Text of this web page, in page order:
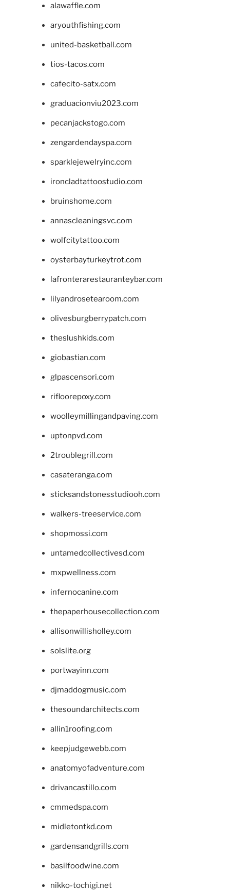
alawaffle.com
aryouthfishing.com
united-basketball.com
tios-tacos.com
cafecito-satx.com
graduacionviu2023.com
pecanjackstogo.com
zengardendayspa.com
sparklejewelryinc.com
ironcladtattoostudio.com
bruinshome.com
annascleaningsvc.com
wolfcitytattoo.com
oysterbayturkeytrot.com
lafronterarestauranteybar.com
lilyandrosetearoom.com
olivesburgberrypatch.com
theslushkids.com
giobastian.com
glpascensori.com
rifloorepoxy.com
woolleymillingandpaving.com
uptonpvd.com
2troublegrill.com
casateranga.com
sticksandstonesstudiooh.com
walkers-treeservice.com
shopmossi.com
untamedcollectivesd.com
mxpwellness.com
infernocanine.com
thepaperhousecollection.com
allisonwillisholley.com
solslite.org
portwayinn.com
djmaddogmusic.com
thesoundarchitects.com
allin1roofing.com
keepjudgewebb.com
anatomyofadventure.com
drivancastillo.com
cmmedspa.com
midletontkd.com
gardensandgrills.com
basilfoodwine.com
nikko-tochigi.net